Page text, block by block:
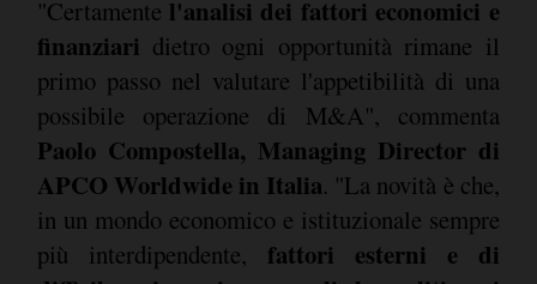
"Certamente l'analisi dei fattori economici e
finanziari dietro ogni opportunità rimane il
primo passo nel valutare l'appetibilità di una
possibile operazione di M&A", commenta
Paolo Compostella, Managing Director di
APCO Worldwide in Italia. "La novità è che,
in un mondo economico e istituzionale sempre
più interdipendente, fattori esterni e di